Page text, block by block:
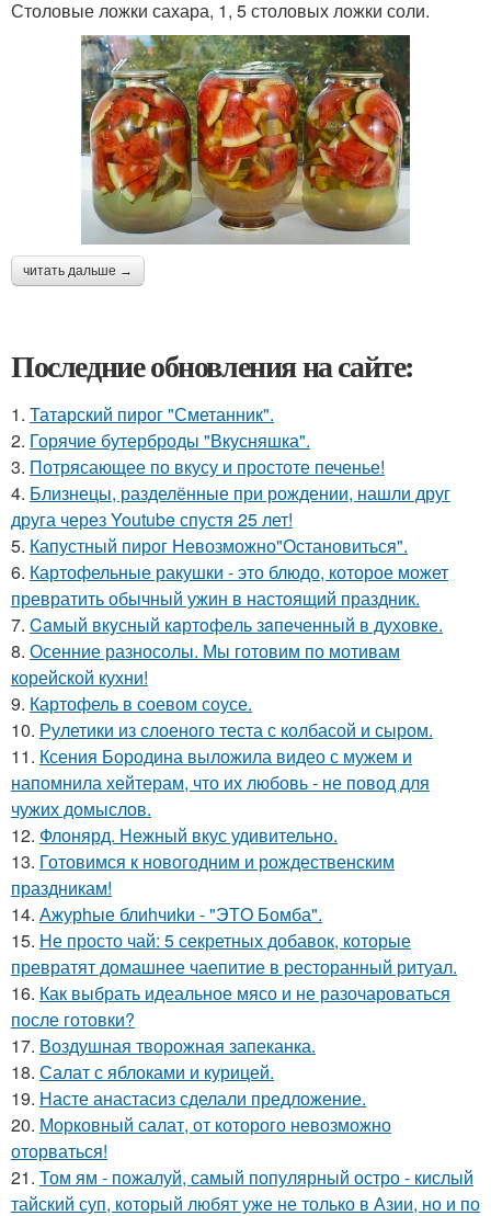
Столовые ложки сахара, 1, 5 столовых ложки соли.
читать дальше →
Последние обновления на сайте:
1. Татарский пирог "Сметанник".
2. Горячие бутерброды "Вкусняшка".
3. Потрясающее по вкусу и простоте печенье!
4. Близнецы, разделённые при рождении, нашли друг
друга через Youtube спустя 25 лет!
5. Капустный пирог Невозможно"Остановиться".
6. Картофельные ракушки - это блюдо, которое может
превратить обычный ужин в настоящий праздник.
7. Caмый вкyсный кaртoфeль зaпeченный в духовке.
8. Осенние разносолы. Мы готовим по мотивам
корейской кухни!
9. Картофель в соевом соусе.
10. Рулетики из слоеного теста с колбасой и сыром.
11. Ксения Бородина выложила видео с мужем и
напомнила хейтерам, что их любовь - не повод для
чужих домыслов.
12. Флонярд. Нежный вкус удивительно.
13. Готовимся к новогодним и рождественским
праздникам!
14. Ажурhые блиhчиkи - "ЭТO Бомба".
15. Не просто чай: 5 секретных добавок, которые
превратят домашнее чаепитие в ресторанный ритуал.
16. Как выбрать идеальное мясо и не разочароваться
после готовки?
17. Воздушная творожная запеканка.
18. Салат с яблоками и курицей.
19. Насте анастасиз сделали предложение.
20. Морковный салат, от которого невозможно
оторваться!
21. Том ям - пожалуй, самый популярный остро - кислый
тайский суп, который любят уже не только в Азии, но и по